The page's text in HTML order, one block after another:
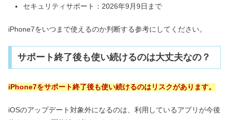
セキュリティサポート：2026年9月9日まで
iPhone7をいつまで使えるのか判断する参考にしてください。
サポート終了後も使い続けるのは大丈夫なの？
iPhone7をサポート終了後も使い続けるのはリスクがあります。
iOSのアップデート対象外になるのは、利用しているアプリが今後